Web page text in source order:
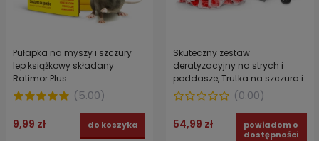
Pułapka na myszy i szczury
lep książkowy składany
Ratimor Plus
(5.00)
9,99 zł do koszyka
Skuteczny zestaw
deratyzacyjny na strych i
poddasze, Trutka na szczura i
myszy + karmnik
deratyzacyjny + 2 x lep na
gryzonie ZESTAW GUARD
(0.00)
54,99 zł
powiadom o
dostępności